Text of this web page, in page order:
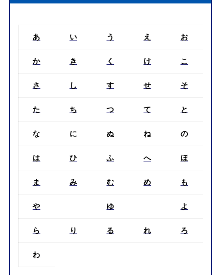
あ い う え お
か き く け こ
さ し す せ そ
た ち つ て と
な に ぬ ね の
は ひ ふ へ ほ
ま み む め も
や ゆ よ
ら り る れ ろ
わ